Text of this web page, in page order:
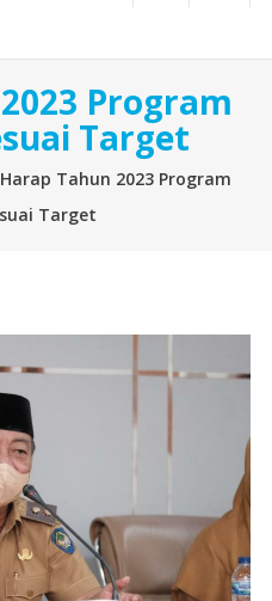
Program
Target
Harap Tahun 2023 Program
Target